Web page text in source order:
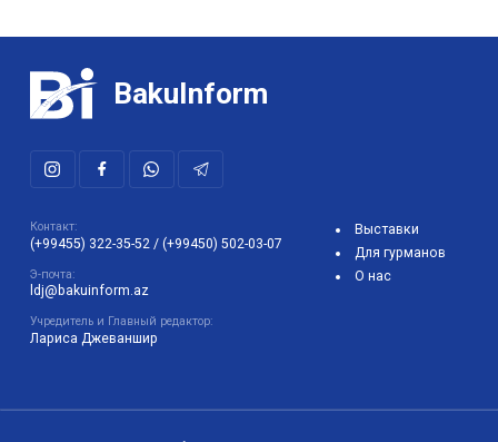
BakuInform
Контакт:
(+99455) 322-35-52/ (+99450) 502-03-07
Э-почта:
ldj@bakuinform.az
Учредитель и Главный редактор:
Лариса Джеваншир
Выставки
Для гурманов
О нас